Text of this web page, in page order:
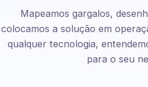
Mapeamos gargalos,
colocamos a solução em
qualquer tecnologia,
para o seu